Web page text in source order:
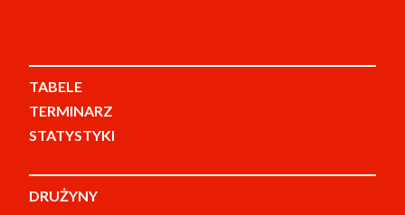
TABELE
TERMINARZ
STATYSTYKI
DRUŻYNY